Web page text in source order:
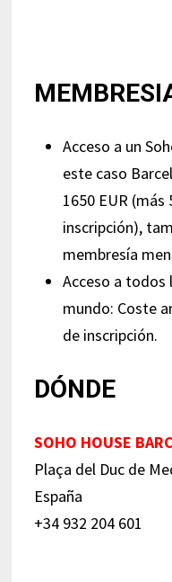
Acceso a un
este caso
1650 EUR
inscripción),
membresía
Acceso a todos
mundo: Coste
de inscripción.
DÓNDE
SOHO HOUSE
Plaça del Duc de
España
+34 932 204 601